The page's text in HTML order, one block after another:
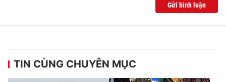
Gửi bình luận
TIN CÙNG CHUYÊN MỤC